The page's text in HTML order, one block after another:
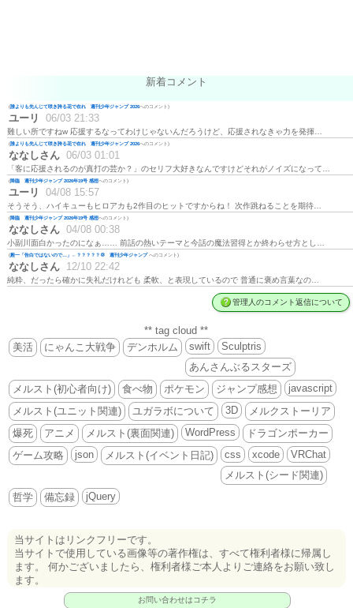
新着コメント
(誰よりも先んじて咲き誇る花で在れ 週刊少年ジャンプ 2026へのコメント)
ユーリ 06/03 21:33
難しい所ですねw 応援するなってわけじゃないんだろうけど、応援されなきゃ力を発揮…
(誰よりも先んじて咲き誇る花で在れ 週刊少年ジャンプ 2026へのコメント)
ななしさん 06/03 01:01
「客に応援されるのが真打の芸か？」のセリフ大好きなんですけどそれがノイズになって…
(降臨 週刊少年ジャンプ 2026年19号 感想へのコメント)
ユーリ 04/08 15:57
そうそう、ハイキューもヒロアカも2作目のヒットですからね！ 次作跳ねることを期待…
(降臨 週刊少年ジャンプ 2026年19号 感想へのコメント)
ななしさん 04/08 00:38
小副川面白かったのになぁ…… 前話の熱いテーマと今話の魔法習得とか終わらせ方とし…
(殿一「告白ではないので…」←？？？？？💢 週刊少年ジャンプへのコメント)
ななしさん 12/10 22:42
純粋、だったら確かに失礼だけれども 柔軟、と表現しているので 普通に褒め言葉なの…
管理人のコメント返信について
** tag cloud **
美活
にゃんこ大戦争 デンホルム swift
Sculptris
あんさんぶるスターズ
メルスト(初心者向け)
食べ物 ポケモン ジャンプ感想
javascript
メルスト(ユニット関連)
ユガラボについて 3D
メルクストーリア
爆死
アニメ メルスト(裏面関連) WordPress
ドラゴンポーカー
ゲーム攻略
json メルスト(イベント日記) css xcode
VRChat
メルスト(シード関連)
哲学
備忘録 jQuery
当サイトはリンクフリーです。
当サイトで使用している画像等の著作権は、すべて権利者様に帰属し
ます。 何かございましたら、権利者様ご本人よりご連絡をお願い致し
ます。
お問い合わせはコチラ